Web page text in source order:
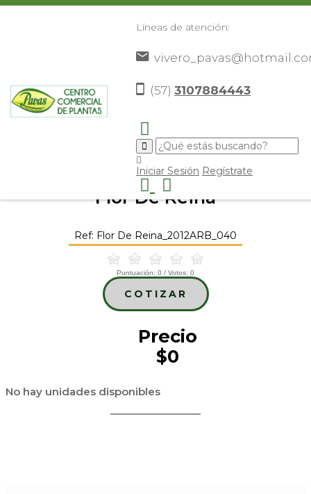
Líneas de atención:
(57) 3107884443
Iniciar Sesión Regístrate
Árboles Ornamentales>Flor De
Flor De Reina
Ref: Flor De Reina_2012ARB_040
Puntuación: 0 / Votos: 0
COTIZAR
Precio
$0
No hay unidades disponibles